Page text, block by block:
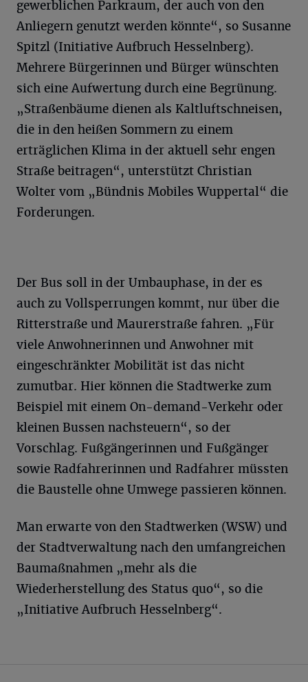
gewerblichen Parkraum, der auch von den
Anliegern genutzt werden könnte“, so Susanne
Spitzl (Initiative Aufbruch Hesselnberg).
Mehrere Bürgerinnen und Bürger wünschten
sich eine Aufwertung durch eine Begrünung.
„Straßenbäume dienen als Kaltluftschneisen,
die in den heißen Sommern zu einem
erträglichen Klima in der aktuell sehr engen
Straße beitragen“, unterstützt Christian
Wolter vom „Bündnis Mobiles Wuppertal“ die
Forderungen.
Der Bus soll in der Umbauphase, in der es
auch zu Vollsperrungen kommt, nur über die
Ritterstraße und Maurerstraße fahren. „Für
viele Anwohnerinnen und Anwohner mit
eingeschränkter Mobilität ist das nicht
zumutbar. Hier können die Stadtwerke zum
Beispiel mit einem On-demand-Verkehr oder
kleinen Bussen nachsteuern“, so der
Vorschlag. Fußgängerinnen und Fußgänger
sowie Radfahrerinnen und Radfahrer müssten
die Baustelle ohne Umwege passieren können.
Man erwarte von den Stadtwerken (WSW) und
der Stadtverwaltung nach den umfangreichen
Baumaßnahmen „mehr als die
Wiederherstellung des Status quo“, so die
„Initiative Aufbruch Hesselnberg“.